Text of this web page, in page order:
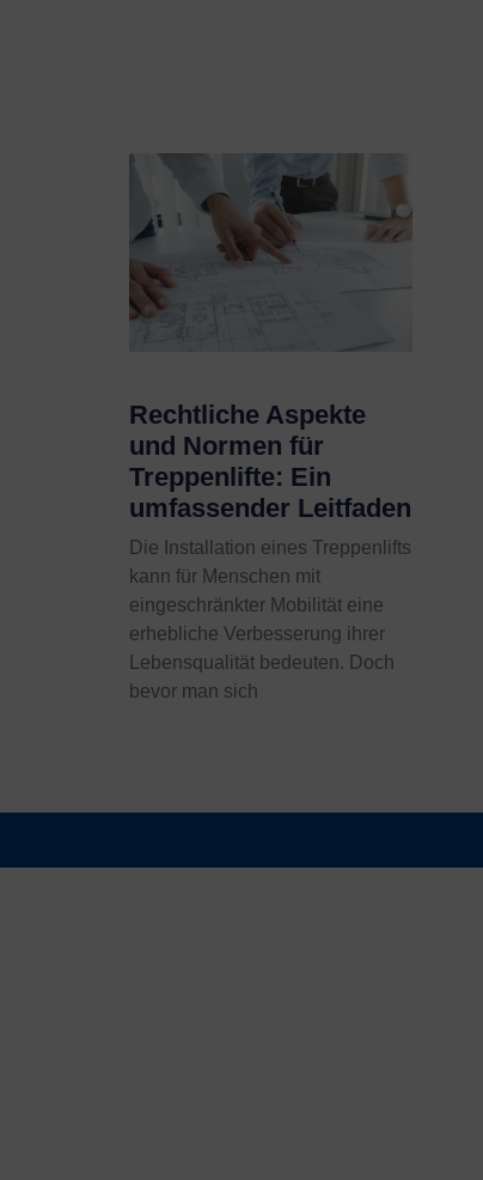
Rechtliche Aspekte
und Normen für
Treppenlifte: Ein
umfassender Leitfaden
Die Installation eines Treppenlifts
kann für Menschen mit
eingeschränkter Mobilität eine
erhebliche Verbesserung ihrer
Lebensqualität bedeuten. Doch
bevor man sich